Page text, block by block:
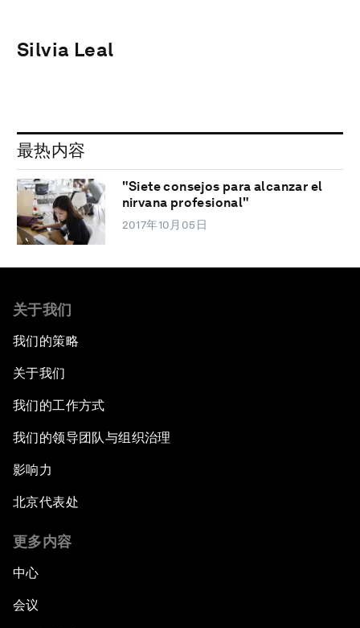
Silvia Leal
最热内容
"Siete consejos para alcanzar el
nirvana profesional"
2017年10月05日
关于我们
我们的策略
关于我们
我们的工作方式
我们的领导团队与组织治理
影响力
北京代表处
更多内容
中心
会议